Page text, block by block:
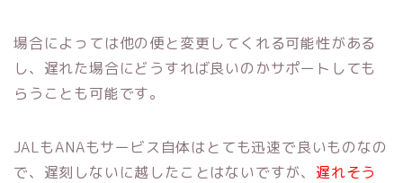
場合によっては他の便と変更してくれる可能性がある
し、遅れた場合にどうすれば良いのかサポートしても
らうことも可能です。
JALもANAもサービス自体はとても迅速で良いものなの
で、遅刻しないに越したことはないですが、 遅れそう